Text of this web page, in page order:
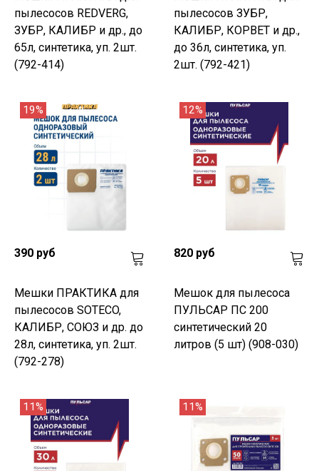
пылесосов REDVERG,
ЗУБР, КАЛИБР и др., до
65л, синтетика, уп. 2шт.
(792-414)
пылесосов ЗУБР,
КАЛИБР, КОРВЕТ и др.,
до 36л, синтетика, уп.
2шт. (792-421)
19%
390 руб
Мешки ПРАКТИКА для
пылесосов SOTECO,
КАЛИБР, СОЮЗ и др. до
28л, синтетика, уп. 2шт.
(792-278)
12%
820 руб
Мешок для пылесоса
ПУЛЬСАР ПС 200
синтетический 20
литров (5 шт) (908-030)
11% 11%